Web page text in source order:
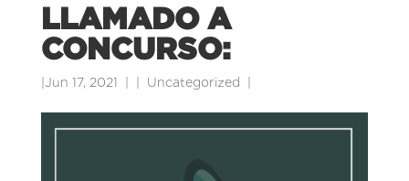
LLAMADO A
CONCURSO:
Jun 17, 2021 Uncategorized